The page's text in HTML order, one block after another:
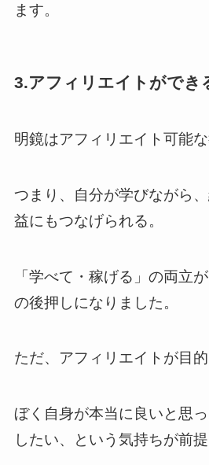
ます。
3.アフィリエイトができ
明鏡はアフィリエイト可能な
つまり、自分が学びながら
益にもつなげられる。
「学べて・稼げる」の両立
の後押しになりました。
ただ、アフィリエイトが目的
ぼく自身が本当に良いと思
したい、という気持ちが前提